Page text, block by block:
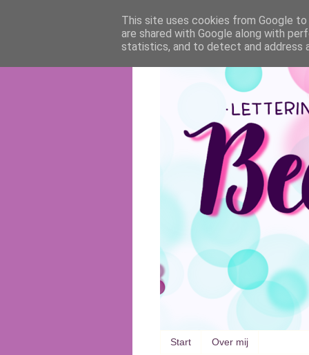
Start Over mij
This site uses cookies from Google
are shared with Google along with
statistics, and to detect and address